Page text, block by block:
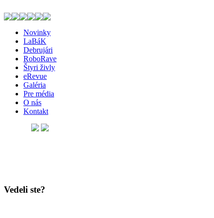
Novinky
LaBáK
Debrujári
RoboRave
Štyri živly
eRevue
Galéria
Pre média
O nás
Kontakt
Vedeli ste?